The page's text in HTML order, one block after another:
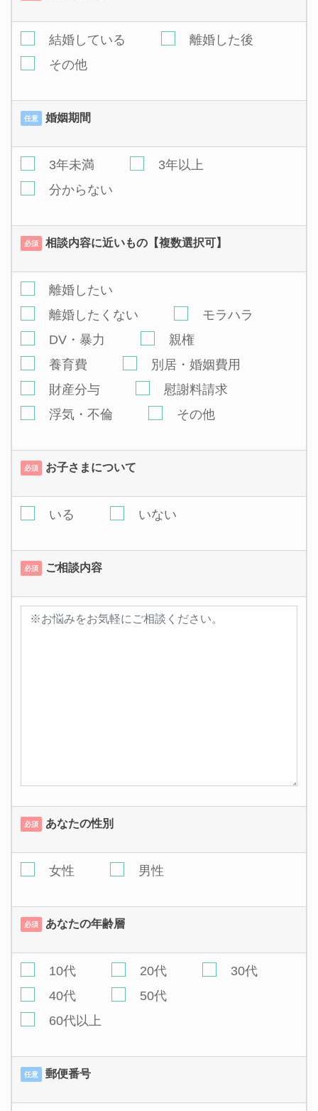
結婚している
離婚した後
その他
任意 婚姻期間
3年未満
3年以上
分からない
必須 相談内容に近いもの【複数選択可】
離婚したい
離婚したくない
モラハラ
DV・暴力
親権
養育費
別居・婚姻費用
財産分与
慰謝料請求
浮気・不倫
その他
必須 お子さまについて
いる いない
必須 ご相談内容
必須 あなたの性別
女性 男性
必須 あなたの年齢層
10代 20代
30代
40代
50代
60代以上
任意 郵便番号